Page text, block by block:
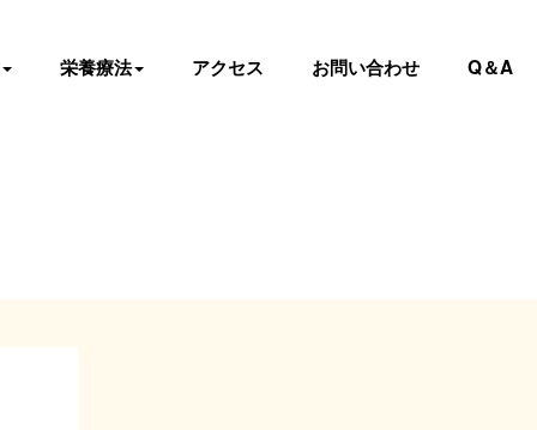
栄養療法 アクセス お問い合わせ Q＆A